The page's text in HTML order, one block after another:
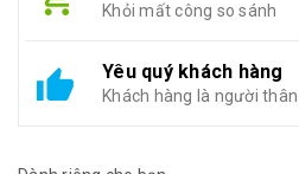
Khỏi mất công so sánh
Yêu quý khách hàng
Khách hàng là người thân